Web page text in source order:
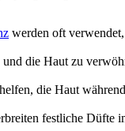
werden oft
die Haut zu
die Haut
festliche Düfte